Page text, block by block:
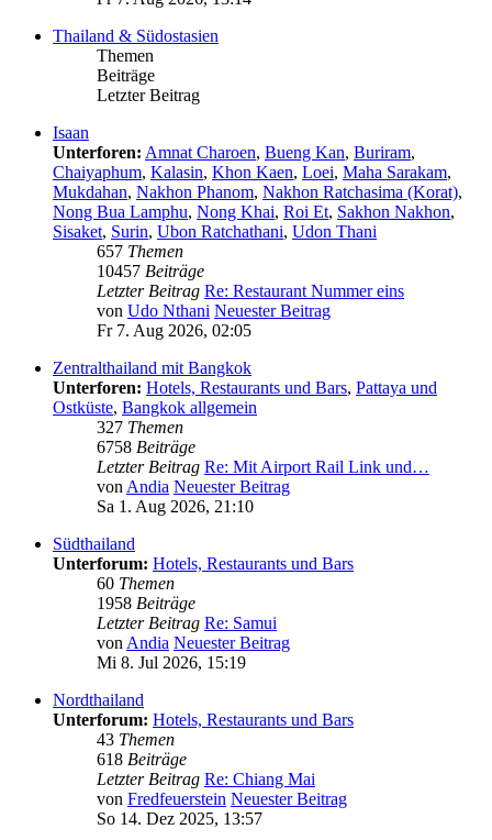
Thailand & Südostasien
Themen
Beiträge
Letzter Beitrag
Isaan
Unterforen: Amnat Charoen, Bueng Kan, Buriram,
Chaiyaphum, Kalasin, Khon Kaen, Loei, Maha Sarakam,
Mukdahan, Nakhon Phanom, Nakhon Ratchasima (Korat),
Nong Bua Lamphu, Nong Khai, Roi Et, Sakhon Nakhon,
Sisaket, Surin, Ubon Ratchathani, Udon Thani
657 Themen
10457 Beiträge
Letzter Beitrag Re: Restaurant Nummer eins
von Udo Nthani Neuester Beitrag
Fr 7. Aug 2026, 02:05
Zentralthailand mit Bangkok
Unterforen: Hotels, Restaurants und Bars, Pattaya und
Ostküste, Bangkok allgemein
327 Themen
6758 Beiträge
Letzter Beitrag Re: Mit Airport Rail Link und…
von Andia Neuester Beitrag
Sa 1. Aug 2026, 21:10
Südthailand
Unterforum: Hotels, Restaurants und Bars
60 Themen
1958 Beiträge
Letzter Beitrag Re: Samui
von Andia Neuester Beitrag
Mi 8. Jul 2026, 15:19
Nordthailand
Unterforum: Hotels, Restaurants und Bars
43 Themen
618 Beiträge
Letzter Beitrag Re: Chiang Mai
von Fredfeuerstein Neuester Beitrag
So 14. Dez 2025, 13:57